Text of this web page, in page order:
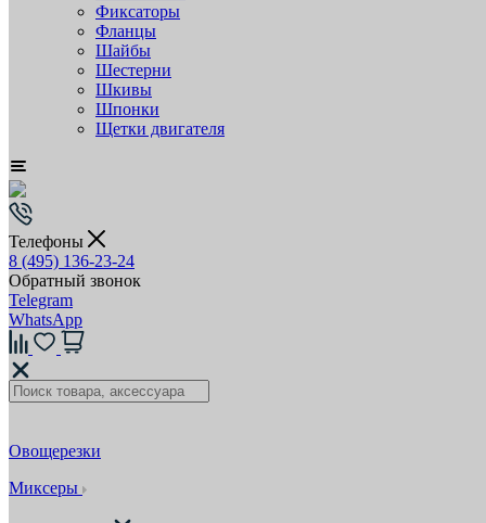
Фиксаторы
Фланцы
Шайбы
Шестерни
Шкивы
Шпонки
Щетки двигателя
Телефоны
8 (495) 136-23-24
Обратный звонок
Telegram
WhatsApp
Овощерезки
Миксеры